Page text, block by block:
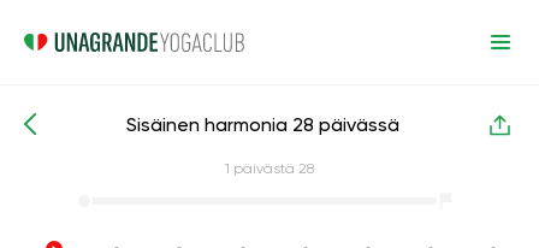
Intensiiviset joogakurssit Harmonia
Sisäinen harmonia 28 päivässä
1 päivästä 28